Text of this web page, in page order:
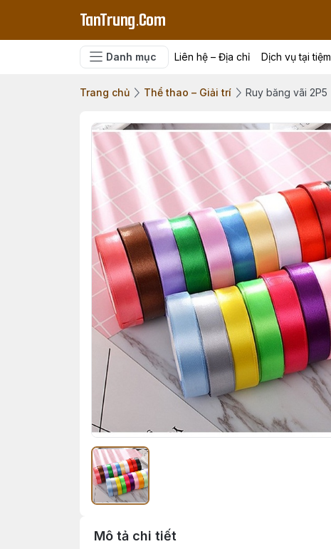
TanTrung.Com
Danh mục Liên hệ – Địa chỉ Dịch vụ tại tiệm
Trang chủ Thể thao – Giải trí Ruy băng vãi 2P5
Mô tả chi tiết